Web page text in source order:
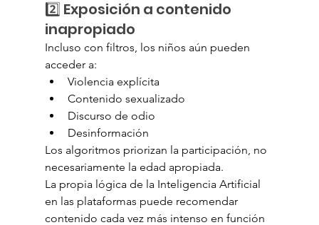
2️⃣ Exposición a contenido
inapropiado
Incluso con filtros, los niños aún pueden
acceder a:
Violencia explícita
Contenido sexualizado
Discurso de odio
Desinformación
Los algoritmos priorizan la participación, no
necesariamente la edad apropiada.
La propia lógica de la Inteligencia Artificial
en las plataformas puede recomendar
contenido cada vez más intenso en función